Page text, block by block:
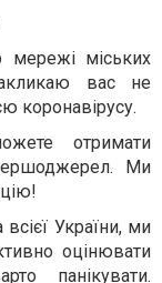
мережі міських
вас не
коронавірусу.
отримати
Ми
України, ми
оцінювати
панікувати.